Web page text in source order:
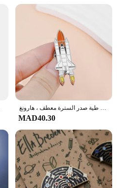
بروش مكوك الفضاء المينا لعشاق علم الفلك ، دبوس التلبيب ، شارة معدنية مثيرة للاهتمام ، طية صدر السترة الطائرة لطيف ، طية صدر السترة معطف ، هارونغ
MAD40.30